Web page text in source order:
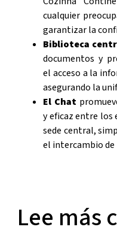
cualquier
garantizar la
Biblioteca
documentos y
el acceso a la
asegurando la
El Chat
y eficaz entre los
sede central,
el intercambio
Lee más